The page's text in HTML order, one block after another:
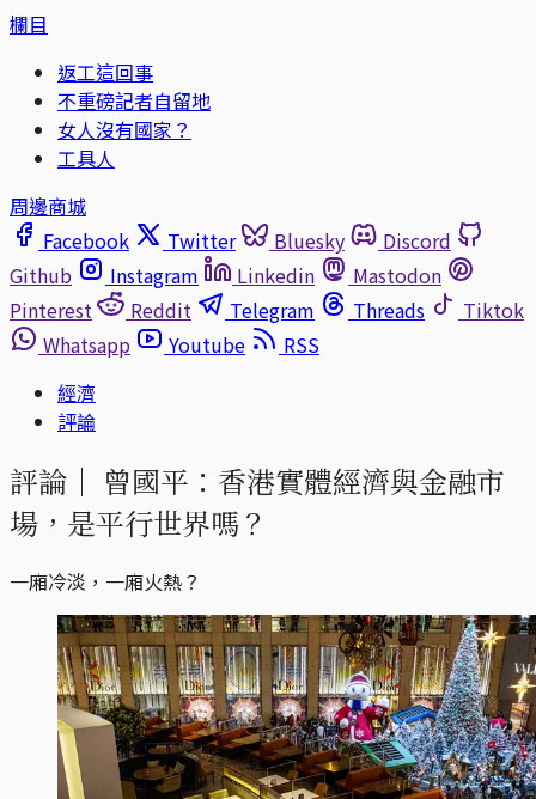
欄目
返工這回事
不重磅記者自留地
女人沒有國家？
工具人
周邊商城
Facebook
Twitter Bluesky
Discord
Github
Instagram Linkedin
Mastodon
Pinterest
Reddit Telegram Threads
Tiktok
Whatsapp
Youtube
RSS
經濟
評論
評論｜ 曾國平：香港實體經濟與金融市
場，是平行世界嗎？
一廂冷淡，一廂火熱？